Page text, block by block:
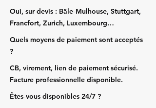
Oui, sur devis : Bâle‑Mulhouse, Stuttgart,
Francfort, Zurich, Luxembourg…
Quels moyens de paiement sont acceptés
?
CB, virement, lien de paiement sécurisé.
Facture professionnelle disponible.
Êtes‑vous disponibles 24/7 ?